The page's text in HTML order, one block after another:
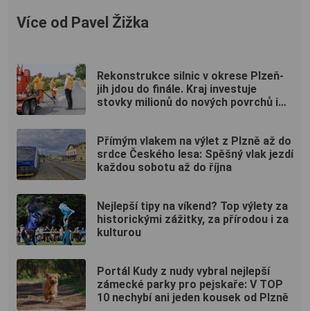
Více od Pavel Žižka
Rekonstrukce silnic v okrese Plzeň-
jih jdou do finále. Kraj investuje
stovky milionů do nových povrchů i
Přímým vlakem na výlet z Plzně až do
srdce Českého lesa: Spěšný vlak jezdí
každou sobotu až do října
Nejlepší tipy na víkend? Top výlety za
historickými zážitky, za přírodou i za
kulturou
Portál Kudy z nudy vybral nejlepší
zámecké parky pro pejskaře: V TOP
10 nechybí ani jeden kousek od Plzně